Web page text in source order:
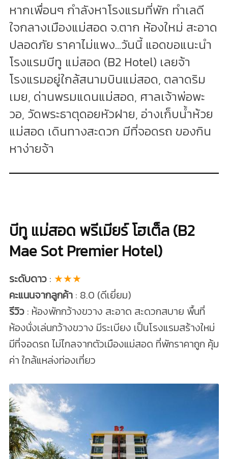
หากเพื่อนๆ กำลังหาโรงแรมที่พัก ทำเลดี
ใจกลางเมืองแม่สอด จ.ตาก ห้องใหม่ สะอาด
ปลอดภัย ราคาไม่แพง...วันนี้ แอดขอแนะนำ
โรงแรมบีทู แม่สอด (B2 Hotel) เลยจ้า
โรงแรมอยู่ใกล้สนามบินแม่สอด, ตลาดริม
เมย, ด่านพรมแดนแม่สอด, ศาลเจ้าพ่อพะ
วอ, วัดพระธาตุดอยหัวฝาย, อ่างเก็บน้ำห้วย
แม่สอด เดินทางสะดวก มีที่จอดรถ ของกิน
หาง่ายจ้า
บีทู แม่สอด พรีเมียร์ โฮเต็ล (B2
Mae Sot Premier Hotel)
ระดับดาว: ★★★
คะแนนจากลูกค้า : 8.0 (ดีเยี่ยม)
รีวิว: ห้องพักกว้างขวาง สะอาด สะดวกสบาย พื้นที่
ห้องนั่งเล่นกว้างขวาง มีระเบียง เป็นโรงแรมสร้างใหม่
มีที่จอดรถ ไม่ไกลจากตัวเมืองแม่สอด ที่พักราคาถูก คุ้ม
ค่า ใกล้แหล่งท่องเที่ยว